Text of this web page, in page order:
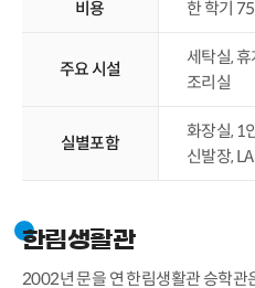
비용 한 학기
주요 시설
세탁실,
조리실
실별포함
화장실, 1
신발장,
한림생활관
2002년 문을 연 한림생활관 승학관